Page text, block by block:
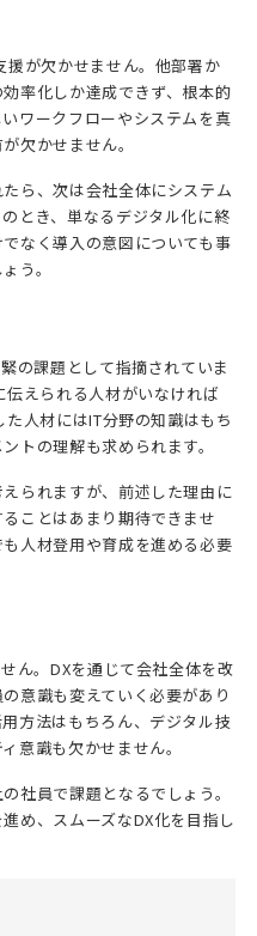
援が欠かせません。他部署か
率化しか達成できず、根本的
ワークフローやシステムを真
欠かせません。
ら、次は会社全体にシステム
とき、単なるデジタル化に終
なく導入の意図についても事
う。
の課題として指摘されていま
えられる人材がいなければ
人材にはIT分野の知識はもち
トの理解も求められます。
られますが、前述した理由に
ことはあまり期待できませ
人材登用や育成を進める必要
ん。DXを通じて会社全体を改
意識も変えていく必要があり
方法はもちろん、デジタル技
意識も欠かせません。
社員で課題となるでしょう。
め、スムーズなDX化を目指し